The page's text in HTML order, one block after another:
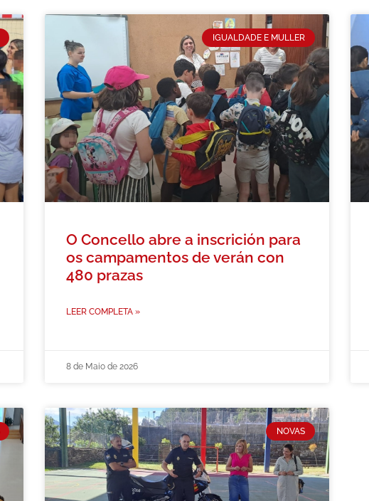
IGUALDADE E MULLER
O Concello abre a inscrición para
os campamentos de verán con
480 prazas
LEER COMPLETA »
8 de Maio de 2026
NOVAS